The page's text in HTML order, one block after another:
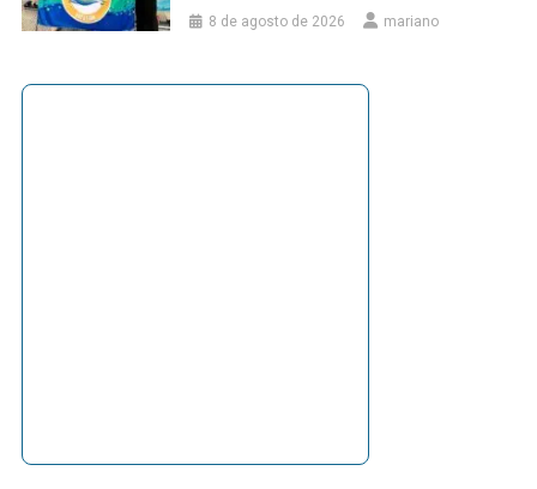
8 de agosto de 2026 mariano